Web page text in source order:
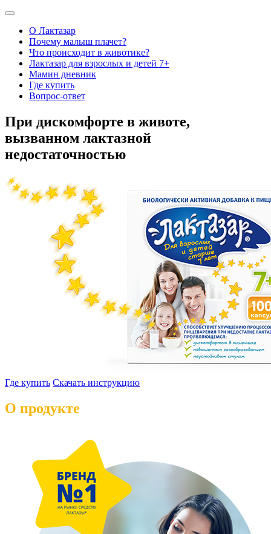
О Лактазар
Почему малыш плачет?
Что происходит в животике?
Лактазар для взрослых и детей 7+
Мамин дневник
Где купить
Вопрос-ответ
При дискомфорте в животе,
вызванном лактазной
недостаточностью
Где купить Скачать инструкцию
О продукте